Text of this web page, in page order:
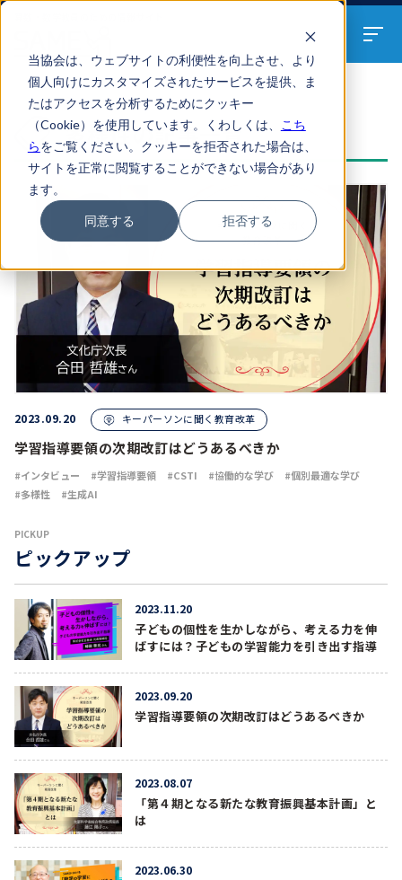
当協会は、ウェブサイトの利便性を向上させ、より
個人向けにカスタマイズされたサービスを提供、ま
たはアクセスを分析するためにクッキー
（Cookie）を使用しています。くわしくは、
こち
らをご覧ください。クッキーを拒否された場合は、
サイトを正常に閲覧することができない場合があり
ます。
同意する 拒否する
ARTICLES
多様性の記事一覧
2023.09.20 キーパーソンに聞く教育改革
学習指導要領の次期改訂はどうあるべきか
インタビュー 学習指導要領 CSTI 協働的な学び
個別最適な学び
多様性
生成AI
PICKUP
ピックアップ
2023.11.20
子どもの個性を生かしながら、考える力を伸
ばすには？子どもの学習能力を引き出す指導
2023.09.20
学習指導要領の次期改訂はどうあるべきか
2023.08.07
「第４期となる新たな教育振興基本計画」と
は
2023.06.30